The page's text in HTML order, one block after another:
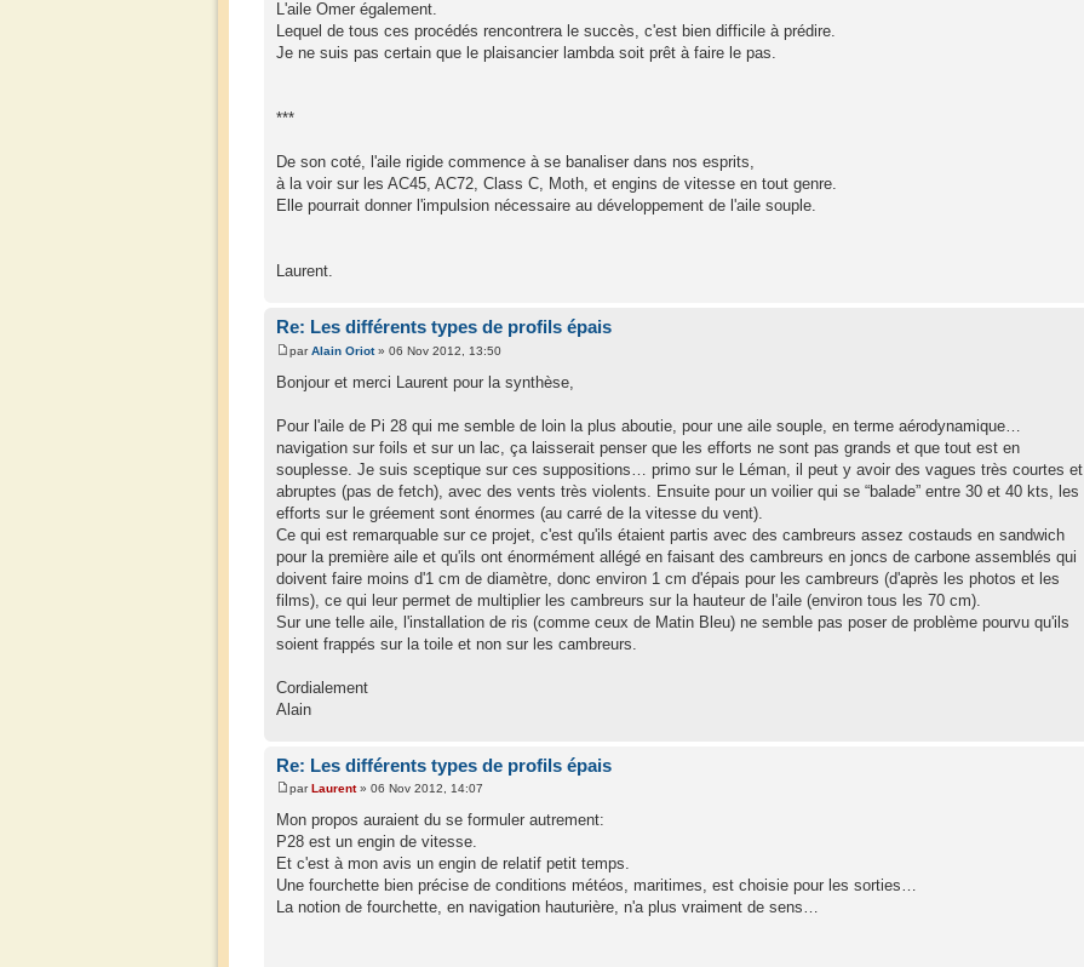
L'aile Omer également.
Lequel de tous ces procédés rencontrera le succès, c'est bien difficile à prédire.
Je ne suis pas certain que le plaisancier lambda soit prêt à faire le pas.
***
De son coté, l'aile rigide commence à se banaliser dans nos esprits,
à la voir sur les AC45, AC72, Class C, Moth, et engins de vitesse en tout genre.
Elle pourrait donner l'impulsion nécessaire au développement de l'aile souple.
Laurent.
Re: Les différents types de profils épais
parAlain Oriot» 06 Nov 2012, 13:50
Bonjour et merci Laurent pour la synthèse,
Pour l'aile de Pi 28 qui me semble de loin la plus aboutie, pour une aile souple, en terme aérodynamique…
navigation sur foils et sur un lac, ça laisserait penser que les efforts ne sont pas grands et que tout est en
souplesse. Je suis sceptique sur ces suppositions… primo sur le Léman, il peut y avoir des vagues très courtes et
abruptes (pas de fetch), avec des vents très violents. Ensuite pour un voilier qui se “balade” entre 30 et 40 kts, les
efforts sur le gréement sont énormes (au carré de la vitesse du vent).
Ce qui est remarquable sur ce projet, c'est qu'ils étaient partis avec des cambreurs assez costauds en sandwich
pour la première aile et qu'ils ont énormément allégé en faisant des cambreurs en joncs de carbone assemblés qui
doivent faire moins d'1 cm de diamètre, donc environ 1 cm d'épais pour les cambreurs (d'après les photos et les
films), ce qui leur permet de multiplier les cambreurs sur la hauteur de l'aile (environ tous les 70 cm).
Sur une telle aile, l'installation de ris (comme ceux de Matin Bleu) ne semble pas poser de problème pourvu qu'ils
soient frappés sur la toile et non sur les cambreurs.
Cordialement
Alain
Re: Les différents types de profils épais
parLaurent» 06 Nov 2012, 14:07
Mon propos auraient du se formuler autrement:
P28 est un engin de vitesse.
Et c'est à mon avis un engin de relatif petit temps.
Une fourchette bien précise de conditions météos, maritimes, est choisie pour les sorties…
La notion de fourchette, en navigation hauturière, n'a plus vraiment de sens…